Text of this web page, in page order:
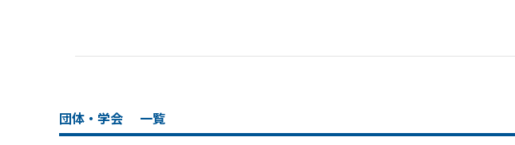
団体・学会 一覧